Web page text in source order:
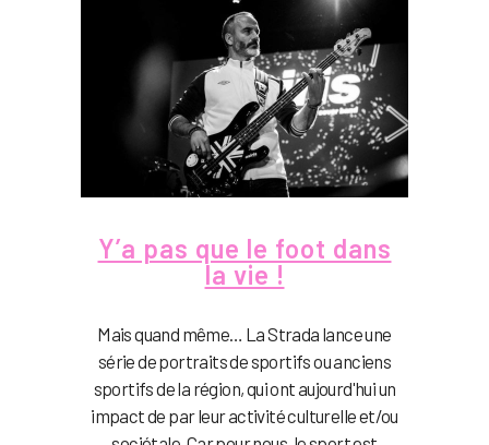
Y’a pas que le foot dans
la vie !
Mais quand même… La Strada lance une
série de portraits de sportifs ou anciens
sportifs de la région, qui ont aujourd'hui un
impact de par leur activité culturelle et/ou